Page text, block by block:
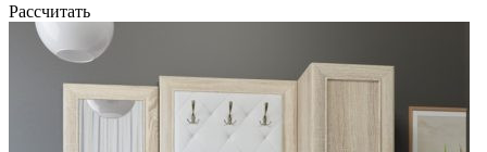
Рассчитать